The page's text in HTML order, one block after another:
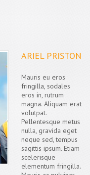
ARIEL PRISTON
Mauris eu eros
fringilla, sodales
eros in, rutrum
magna. Aliquam erat
volutpat.
Pellentesque metus
nulla, gravida eget
neque sed, tempus
sagittis ipsum. Etiam
scelerisque
elementum fringilla.